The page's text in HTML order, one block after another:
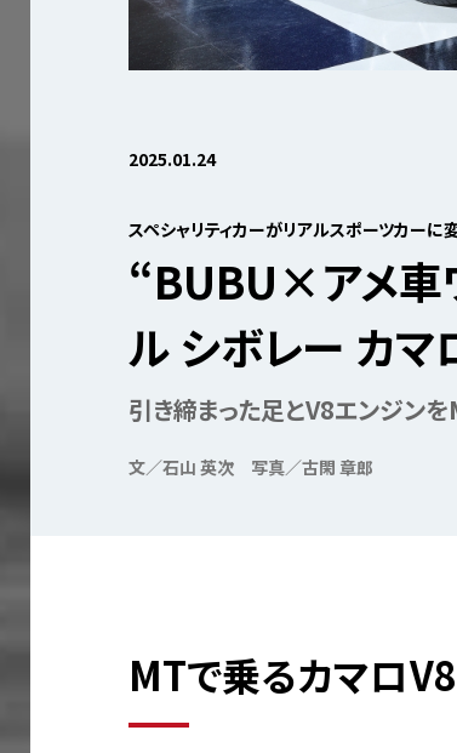
2025.01.24
スペシャリティカーがリアルスポーツカーに
“BUBU×アメ車
ル シボレー カマ
引き締まった足とV8エンジン
文／石山 英次 写真／古閑 章郎
MTで乗るカマロ